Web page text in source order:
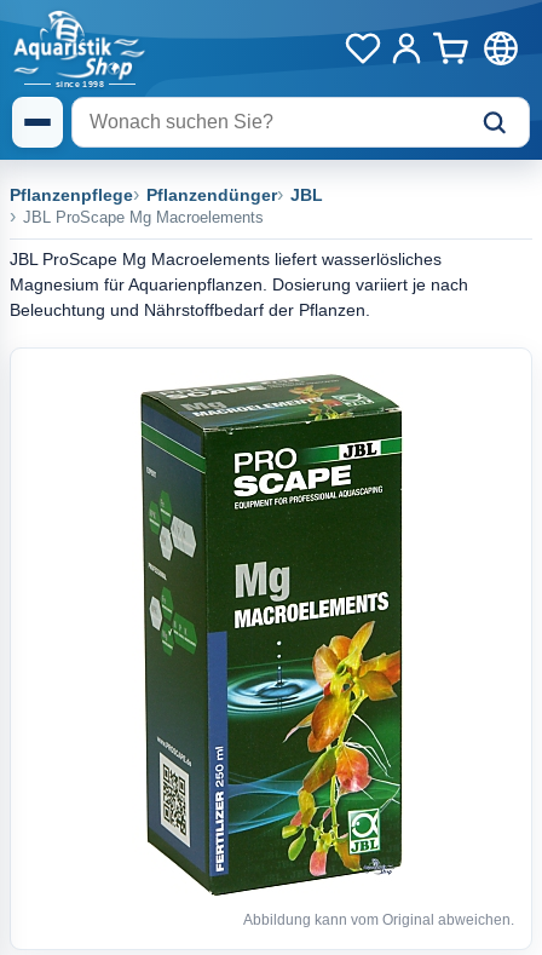
Pflanzenpflege Pflanzendünger JBL
JBL ProScape Mg Macroelements
JBL ProScape Mg Macroelements liefert wasserlösliches
Magnesium für Aquarienpflanzen. Dosierung variiert je nach
Beleuchtung und Nährstoffbedarf der Pflanzen.
Abbildung kann vom Original abweichen.